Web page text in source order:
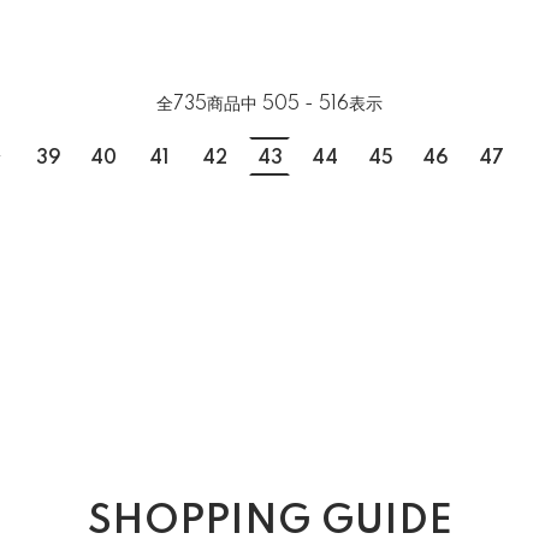
全735商品中 505 - 516表示
39 40 41 42 43 44 45 46 47
SHOPPING GUIDE